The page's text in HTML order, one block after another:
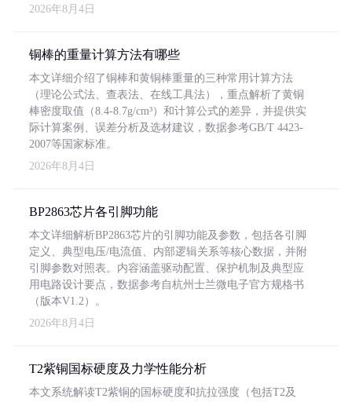
2026年8月4日
铜棒的重量计算方法有哪些
本文详细介绍了铜棒和黄铜棒重量的三种常用计算方法
（理论公式法、查表法、在线工具法），重点解析了黄铜
棒密度取值（8.4-8.7g/cm³）和计算公式的差异，并提供实
际计算案例、误差分析及选材建议，数据参考GB/T 4423-
2007等国家标准。
2026年8月4日
BP2863芯片各引脚功能
本文详细解析BP2863芯片的引脚功能及参数，包括各引脚
定义、典型电压/电流值、内部逻辑关系等核心数据，并附
引脚参数对照表。内容涵盖驱动配置、保护机制及典型应
用电路设计要点，数据参考自杭州士兰微电子官方规格书
（版本V1.2）。
2026年8月4日
T2紫铜国标硬度及力学性能分析
本文系统解读T2紫铜的国标硬度和抗拉强度（包括T2及